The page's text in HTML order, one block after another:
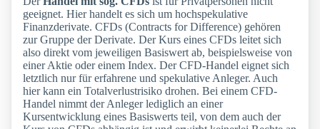
geeignet. Hier handelt es sich um hochspekulative
Finanzderivate. CFDs (Contracts for Difference) gehören
zur Gruppe der Derivate. Der Kurs eines CFDs leitet sich
also direkt vom jeweiligen Basiswert ab, beispielsweise von
einer Aktie oder einem Index. Der CFD-Handel eignet sich
letztlich nur für erfahrene und spekulative Anleger. Auch
hier kann ein Totalverlustrisiko drohen. Bei einem CFD-
Handel nimmt der Anleger lediglich an einer
Kursentwicklung eines Basiswerts teil, von dem auch der